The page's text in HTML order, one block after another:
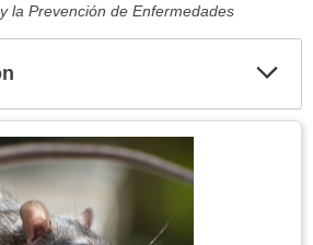
la Prevención de Enfermedades